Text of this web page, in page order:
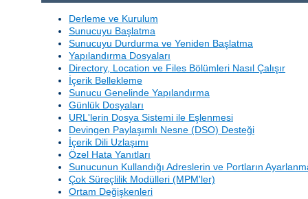
Derleme ve Kurulum
Sunucuyu Başlatma
Sunucuyu Durdurma ve Yeniden Başlatma
Yapılandırma Dosyaları
Directory, Location ve Files Bölümleri Nasıl Çalışır
İçerik Bellekleme
Sunucu Genelinde Yapılandırma
Günlük Dosyaları
URL'lerin Dosya Sistemi ile Eşlenmesi
Devingen Paylaşımlı Nesne (DSO) Desteği
İçerik Dili Uzlaşımı
Özel Hata Yanıtları
Sunucunun Kullandığı Adreslerin ve Portların
Çok Süreçlilik Modülleri (MPM'ler)
Ortam Değişkenleri